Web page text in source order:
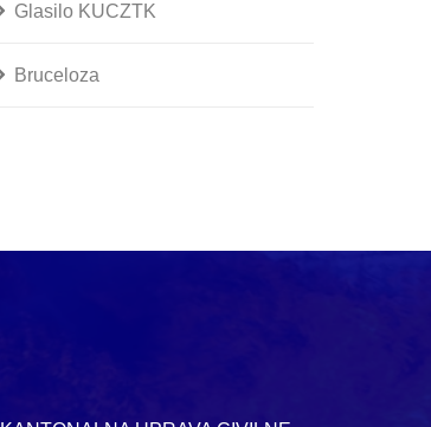
Glasilo KUCZTK
Bruceloza